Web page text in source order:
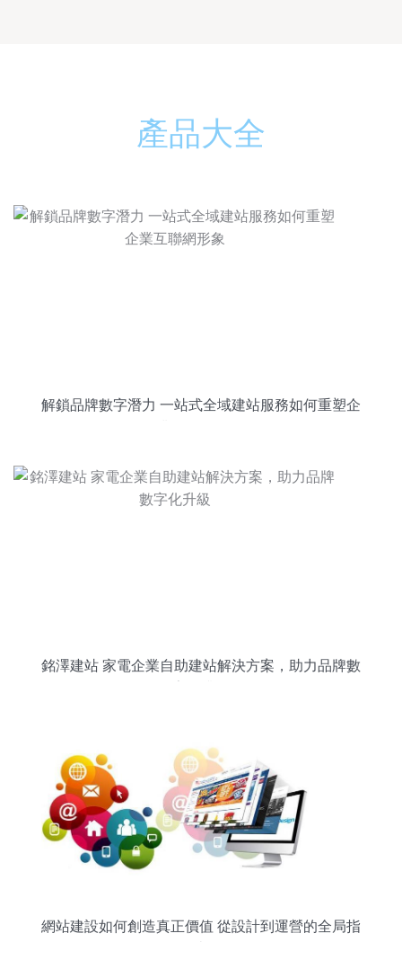
產品大全
解鎖品牌數字潛力 一站式全域建站服務如何重塑企
銘澤建站 家電企業自助建站解決方案，助力品牌數
網站建設如何創造真正價值 從設計到運營的全局指